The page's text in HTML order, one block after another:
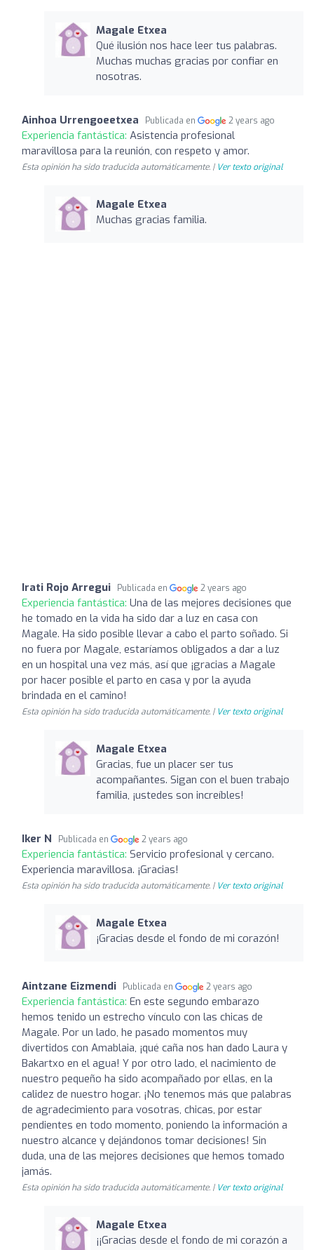
Magale Etxea
Qué ilusión nos hace leer tus palabras.
Muchas muchas gracias por confiar en
nosotras.
Ainhoa Urrengoeetxea Publicada en 2 years ago
Experiencia fantástica: Asistencia profesional
maravillosa para la reunión, con respeto y amor.
Esta opinión ha sido traducida automáticamente. | Ver texto original
Magale Etxea
Muchas gracias familia.
Irati Rojo Arregui Publicada en 2 years ago
Experiencia fantástica: Una de las mejores decisiones que
he tomado en la vida ha sido dar a luz en casa con
Magale. Ha sido posible llevar a cabo el parto soñado. Si
no fuera por Magale, estaríamos obligados a dar a luz
en un hospital una vez más, así que ¡gracias a Magale
por hacer posible el parto en casa y por la ayuda
brindada en el camino!
Esta opinión ha sido traducida automáticamente. | Ver texto original
Magale Etxea
Gracias, fue un placer ser tus
acompañantes. Sigan con el buen trabajo
familia, ¡ustedes son increíbles!
Iker N Publicada en 2 years ago
Experiencia fantástica: Servicio profesional y cercano.
Experiencia maravillosa. ¡Gracias!
Esta opinión ha sido traducida automáticamente. | Ver texto original
Magale Etxea
¡Gracias desde el fondo de mi corazón!
Aintzane Eizmendi Publicada en 2 years ago
Experiencia fantástica: En este segundo embarazo
hemos tenido un estrecho vínculo con las chicas de
Magale. Por un lado, he pasado momentos muy
divertidos con Amablaia, ¡qué caña nos han dado Laura y
Bakartxo en el agua! Y por otro lado, el nacimiento de
nuestro pequeño ha sido acompañado por ellas, en la
calidez de nuestro hogar. ¡No tenemos más que palabras
de agradecimiento para vosotras, chicas, por estar
pendientes en todo momento, poniendo la información a
nuestro alcance y dejándonos tomar decisiones! Sin
duda, una de las mejores decisiones que hemos tomado
jamás.
Esta opinión ha sido traducida automáticamente. | Ver texto original
Magale Etxea
¡¡Gracias desde el fondo de mi corazón a